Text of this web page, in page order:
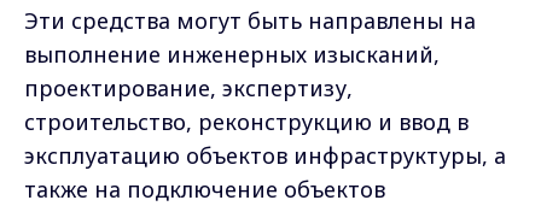
Эти средства могут быть направлены на
выполнение инженерных изысканий,
проектирование, экспертизу,
строительство, реконструкцию и ввод в
эксплуатацию объектов инфраструктуры, а
также на подключение объектов